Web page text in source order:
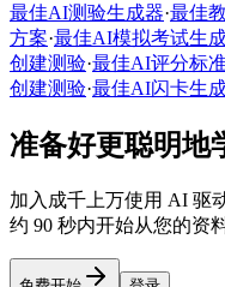
最佳AI测验生成器·最佳
方案·最佳AI模拟考试生
创建测验·最佳AI评分标
创建测验·最佳AI闪卡生
准备好更聪明地
加入成千上万使用 AI 驱
约 90 秒内开始从您的资